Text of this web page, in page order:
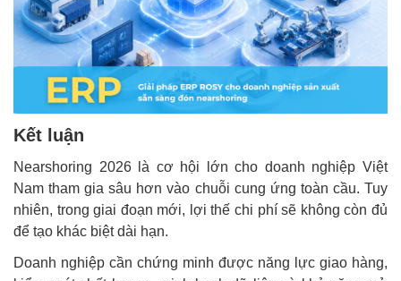
Kết luận
Nearshoring 2026 là cơ hội lớn cho doanh nghiệp Việt
Nam tham gia sâu hơn vào chuỗi cung ứng toàn cầu. Tuy
nhiên, trong giai đoạn mới, lợi thế chi phí sẽ không còn đủ
để tạo khác biệt dài hạn.
Doanh nghiệp cần chứng minh được năng lực giao hàng,